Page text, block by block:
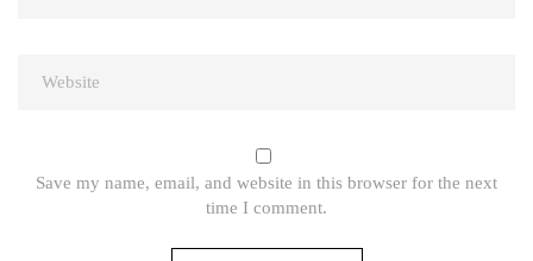
Save my name, email, and website in this browser for the next
time I comment.